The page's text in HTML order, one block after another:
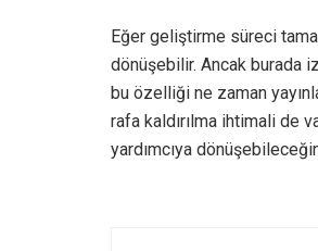
Eğer geliştirme süreci
dönüşebilir. Ancak burada
bu özelliği ne zaman
rafa kaldırılma ihtimali de
yardımcıya